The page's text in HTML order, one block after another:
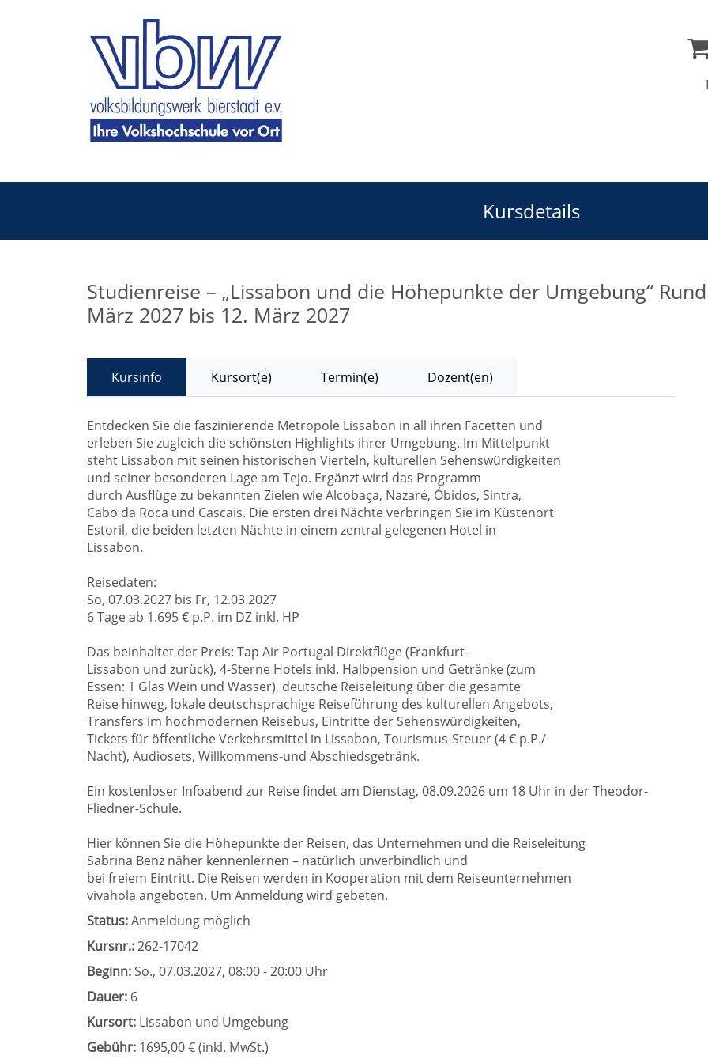
Kursdetails
Studienreise – „Lissabon und die Höhepunkte der Umgebung“
März 2027 bis 12. März 2027
Kursinfo Kursort(e) Termin(e) Dozent(en)
Entdecken Sie die faszinierende Metropole Lissabon in all ihren Facetten und
erleben Sie zugleich die schönsten Highlights ihrer Umgebung. Im Mittelpunkt
steht Lissabon mit seinen historischen Vierteln, kulturellen Sehenswürdigkeiten
und seiner besonderen Lage am Tejo. Ergänzt wird das Programm
durch Ausflüge zu bekannten Zielen wie Alcobaça, Nazaré, Óbidos, Sintra,
Cabo da Roca und Cascais. Die ersten drei Nächte verbringen Sie im Küstenort
Estoril, die beiden letzten Nächte in einem zentral gelegenen Hotel in
Lissabon.
Reisedaten:
So, 07.03.2027 bis Fr, 12.03.2027
6 Tage ab 1.695 € p.P. im DZ inkl. HP
Das beinhaltet der Preis: Tap Air Portugal Direktflüge (Frankfurt-
Lissabon und zurück), 4-Sterne Hotels inkl. Halbpension und Getränke (zum
Essen: 1 Glas Wein und Wasser), deutsche Reiseleitung über die gesamte
Reise hinweg, lokale deutschsprachige Reiseführung des kulturellen Angebots,
Transfers im hochmodernen Reisebus, Eintritte der Sehenswürdigkeiten,
Tickets für öffentliche Verkehrsmittel in Lissabon, Tourismus-Steuer (4 € p.P./
Nacht), Audiosets, Willkommens-und Abschiedsgetränk.
Ein kostenloser Infoabend zur Reise findet am Dienstag, 08.09.2026 um 18 Uhr in der Theodor-
Fliedner-Schule.
Hier können Sie die Höhepunkte der Reisen, das Unternehmen und die Reiseleitung
Sabrina Benz näher kennenlernen – natürlich unverbindlich und
bei freiem Eintritt. Die Reisen werden in Kooperation mit dem Reiseunternehmen
vivahola angeboten. Um Anmeldung wird gebeten.
Status: Anmeldung möglich
Kursnr.:262-17042
Beginn: So., 07.03.2027, 08:00 - 20:00 Uhr
Dauer:6
Kursort:Lissabon und Umgebung
Gebühr:1695,00 € (inkl. MwSt.)